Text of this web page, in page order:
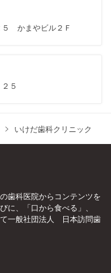
５ かまやビル２Ｆ
５
いけだ歯科クリニック
歯科医院からコンテンツを
に、「口から食べる」、
て一般社団法人 日本訪問歯